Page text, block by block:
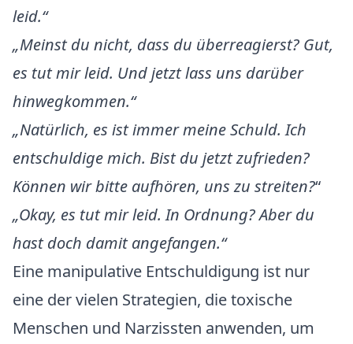
leid.“
„Meinst du nicht, dass du überreagierst? Gut,
es tut mir leid. Und jetzt lass uns darüber
hinwegkommen.“
„Natürlich, es ist immer meine Schuld. Ich
entschuldige mich. Bist du jetzt zufrieden?
Können wir bitte aufhören, uns zu streiten?“
„Okay, es tut mir leid. In Ordnung? Aber du
hast doch damit angefangen.“
Eine manipulative Entschuldigung ist nur
eine der vielen Strategien, die toxische
Menschen und Narzissten anwenden, um